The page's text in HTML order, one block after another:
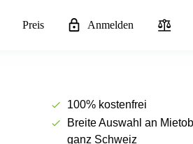
Preis Anmelden
100% kostenfrei
Breite Auswahl an
ganz Schweiz